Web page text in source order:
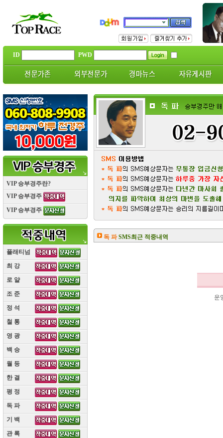
ID PWD
VIP 승부경주란?
VIP 승부경주
VIP 승부경주
플래티넘
최 강
로 얄
조 준
정 석
철 통
영 광
백 승
월 등
한 결
평 정
독 파
기 백
관 록
독 파 SMS최근 적중내역
운